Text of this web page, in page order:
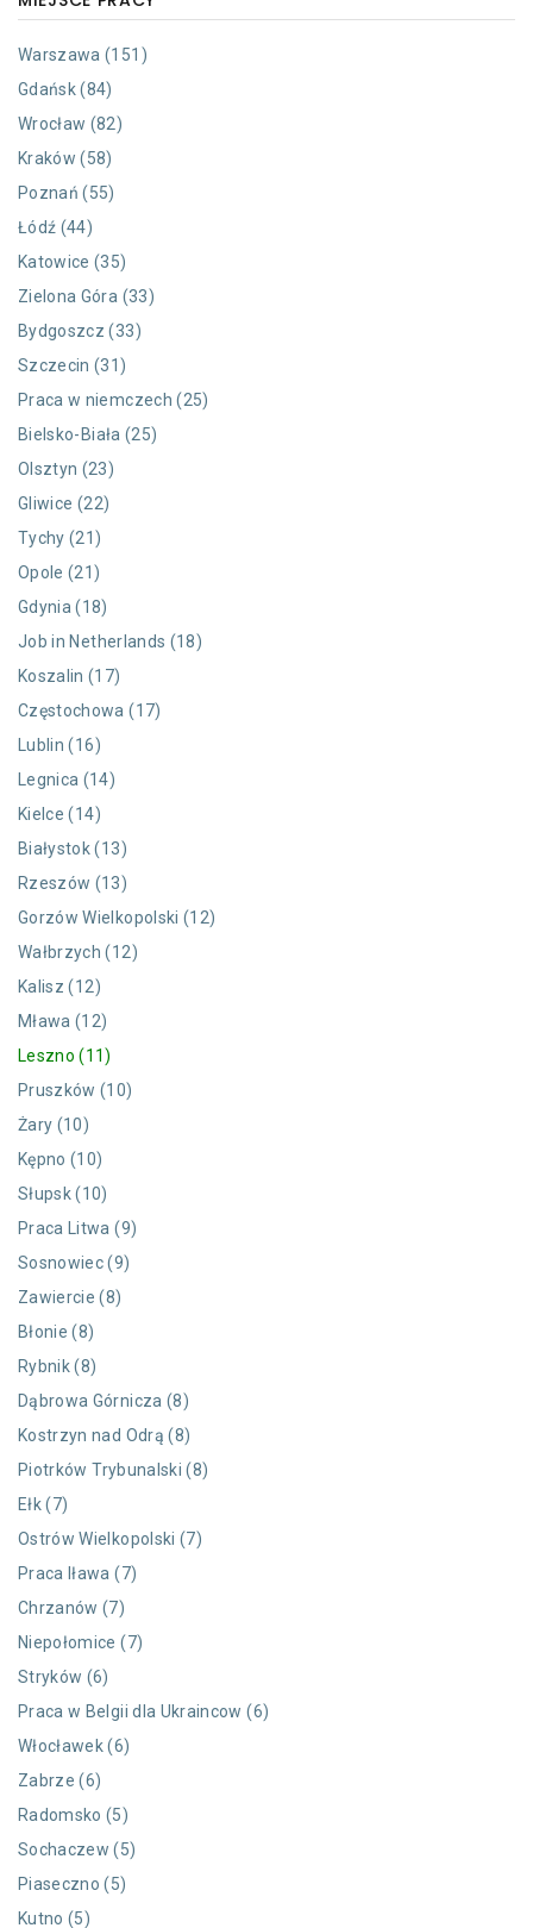
Warszawa (151)
Gdańsk (84)
Wrocław (82)
Kraków (58)
Poznań (55)
Łódź (44)
Katowice (35)
Zielona Góra (33)
Bydgoszcz (33)
Szczecin (31)
Praca w niemczech (25)
Bielsko-Biała (25)
Olsztyn (23)
Gliwice (22)
Tychy (21)
Opole (21)
Gdynia (18)
Job in Netherlands (18)
Koszalin (17)
Częstochowa (17)
Lublin (16)
Legnica (14)
Kielce (14)
Białystok (13)
Rzeszów (13)
Gorzów Wielkopolski (12)
Wałbrzych (12)
Kalisz (12)
Mława (12)
Leszno (11)
Pruszków (10)
Żary (10)
Kępno (10)
Słupsk (10)
Praca Litwa (9)
Sosnowiec (9)
Zawiercie (8)
Błonie (8)
Rybnik (8)
Dąbrowa Górnicza (8)
Kostrzyn nad Odrą (8)
Piotrków Trybunalski (8)
Ełk (7)
Ostrów Wielkopolski (7)
Praca Iława (7)
Chrzanów (7)
Niepołomice (7)
Stryków (6)
Praca w Belgii dla Ukraincow (6)
Włocławek (6)
Zabrze (6)
Radomsko (5)
Sochaczew (5)
Piaseczno (5)
Kutno (5)